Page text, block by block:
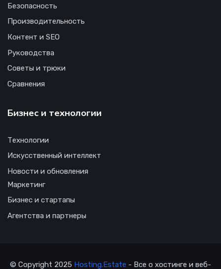
Безопасность
Производительность
Контент и SEO
Руководства
Советы и трюки
Сравнения
Бизнес и технологии
Технологии
Искусственный интеллект
Новости и обновления
Маркетинг
Бизнес и стартапы
Агентства и партнеры
© Copyright 2025 Hosting.Estate - Все о хостинге и веб-